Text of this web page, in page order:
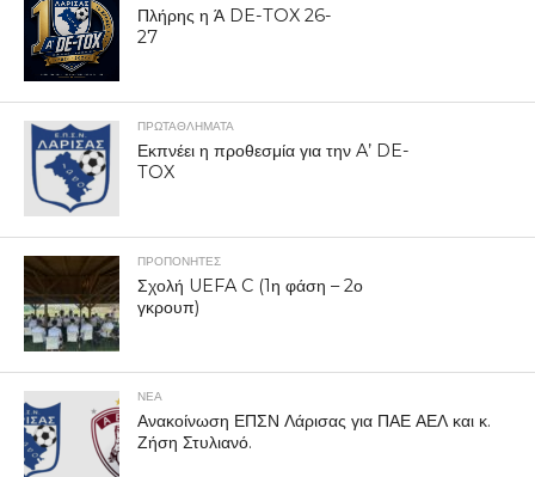
Πλήρης η Ά DE-TOX 26-
27
ΠΡΩΤΑΘΛΉΜΑΤΑ
Εκπνέει η προθεσμία για την A’ DE-
TOX
ΠΡΟΠΟΝΗΤΈΣ
Σχολή UEFA C (1η φάση – 2ο
γκρουπ)
ΝΕΑ
Ανακοίνωση ΕΠΣΝ Λάρισας για ΠΑΕ ΑΕΛ και κ.
Ζήση Στυλιανό.